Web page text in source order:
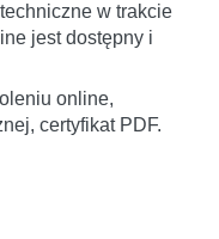
w trakcie
jest dostępny i
online,
certyfikat PDF.